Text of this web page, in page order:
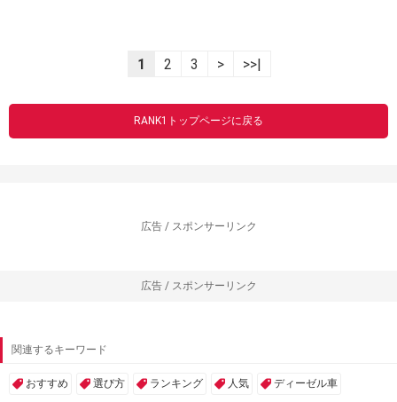
1 2 3 > >>|
RANK1トップページに戻る
広告 / スポンサーリンク
広告 / スポンサーリンク
関連するキーワード
おすすめ 選び方 ランキング 人気 ディーゼル車